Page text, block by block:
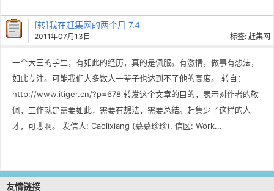
[转]我在赶集网的两个月 7.4
2011年07月13日 标签: 赶集网
一个大三的学生，有如此的经历，真的是佩服。有激情，做事有想法，
如此专注。可能我们大多数人一辈子也达到不了他的高度。 转自：
http://www.itiger.cn/?p=678 转发这个文章的目的，表示对作者的敬
佩，工作就是需要如此，需要有想法，需要总结。赶集少了这样的人
才，可悲啊。 发信人: Caolixiang (慕慕珍珍), 信区: Work...
友情链接